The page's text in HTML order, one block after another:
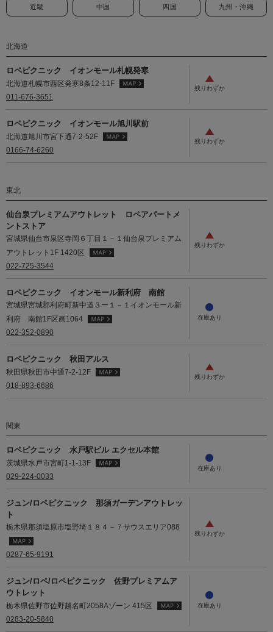
近畿 中国 四国 九州・沖縄
北海道
ロペピクニック イオンモール札幌発寒
北海道札幌市西区発寒8条12-11F
011-676-3651
ロペピクニック イオンモール旭川駅前
北海道旭川市宮下通7-2-52F
0166-74-6260
東北
仙台泉プレミアムアウトレット ロペアパートメ
ントストア
宮城県仙台市泉区寺岡６丁目１－１仙台泉プレミアム
アウトレット1F 1420区
022-725-3544
ロペピクニック イオンモール新利府 南館
宮城県宮城郡利府町新中道３ー１－１イオンモール新
利府 南館1F区画1064
022-352-0890
ロペピクニック 秋田アルス
秋田県秋田市中通7-2-12F
018-893-6686
関東
ロペピクニック 水戸駅ビル エクセル本館
茨城県水戸市宮町1-1-13F
029-224-0033
ジュン/ロペピクニック 那須ガーデンアウトレッ
ト
栃木県那須塩原市塩野埼１８４－７サウスエリア088
0287-65-9191
ジュン/ロペ/ロペピクニック 佐野プレミアムア
ウトレット
栃木県佐野市佐野越名町2058Aゾーン 415区
0283-20-5840